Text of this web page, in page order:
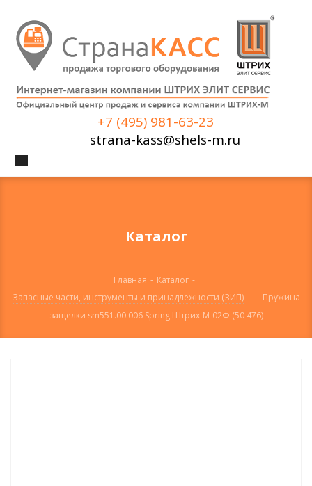
+7 (495) 981-63-23
strana-kass@shels-m.ru
Каталог
Главная - Каталог -
Запасные части, инструменты и принадлежности (ЗИП)
- Пружина
защелки sm551.00.006 Spring Штрих-М-02Ф (50 476)